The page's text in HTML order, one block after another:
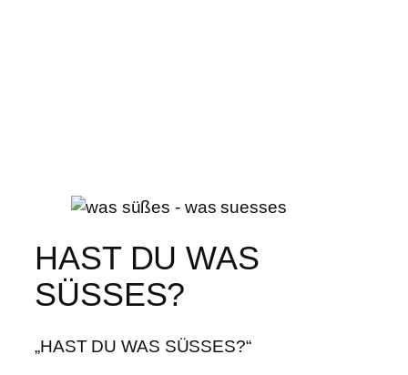
HAST DU WAS
SÜSSES?
„HAST DU WAS SÜSSES?“